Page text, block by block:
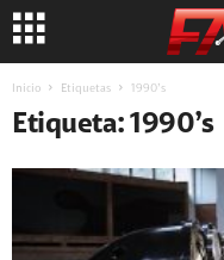
Inicio Etiquetas 1990’s
Etiqueta: 1990’s